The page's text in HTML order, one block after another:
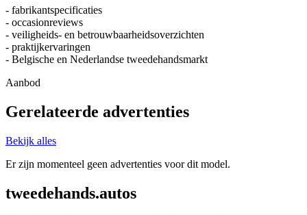
- fabrikantspecificaties
- occasionreviews
- veiligheids- en betrouwbaarheidsoverzichten
- praktijkervaringen
- Belgische en Nederlandse tweedehandsmarkt
Aanbod
Gerelateerde advertenties
Bekijk alles
Er zijn momenteel geen advertenties voor dit model.
tweedehands.autos